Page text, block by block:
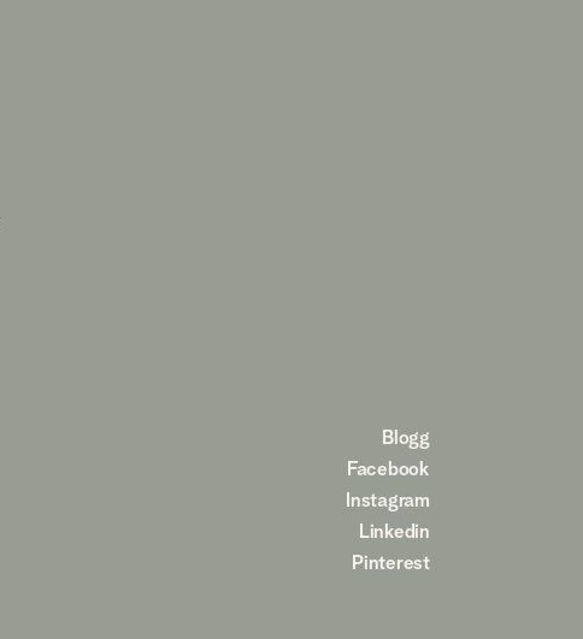
Blogg
Facebook
Instagram
Linkedin
Pinterest